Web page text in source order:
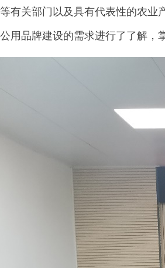
有关部门以及具有代表性的农
用品牌建设的需求进行了了解